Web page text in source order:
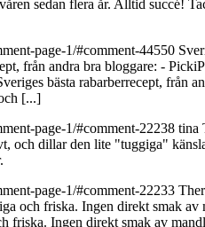
sedan flera år. Alltid succé!
page-1/#comment-44550
från andra bra bloggare: -
bästa rabarberrecept, från
[...]
page-1/#comment-22238 tina
och dillar den lite "tuggiga"
page-1/#comment-22233
och friska. Ingen direkt smak
Ingen direkt smak av